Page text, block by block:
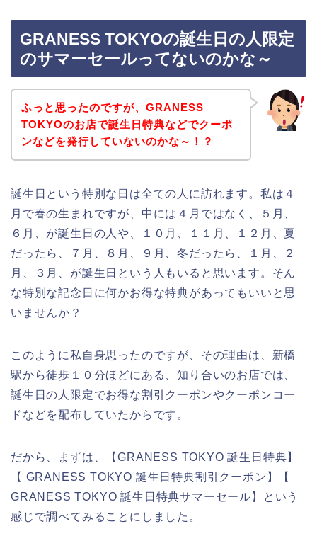
GRANESS TOKYOの誕生日の人限定
のサマーセールってないのかな～
ふっと思ったのですが、GRANESS
TOKYOのお店で誕生日特典などでクーポ
ンなどを発行していないのかな～！？
誕生日という特別な日は全ての人に訪れます。私は４
月で春の生まれですが、中には４月ではなく、５月、
６月、が誕生日の人や、１０月、１１月、１２月、夏
だったら、７月、８月、９月、冬だったら、１月、２
月、３月、が誕生日という人もいると思います。そん
な特別な記念日に何かお得な特典があってもいいと思
いませんか？
このように私自身思ったのですが、その理由は、新橋
駅から徒歩１０分ほどにある、知り合いのお店では、
誕生日の人限定でお得な割引クーポンやクーポンコー
ドなどを配布していたからです。
だから、まずは、【GRANESS TOKYO 誕生日特典】
【 GRANESS TOKYO 誕生日特典割引クーポン】【
GRANESS TOKYO 誕生日特典サマーセール】という
感じで調べてみることにしました。